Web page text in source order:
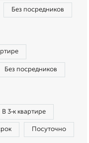
Без посредников
Без посредников
В 3‑к квартире
Посуточно